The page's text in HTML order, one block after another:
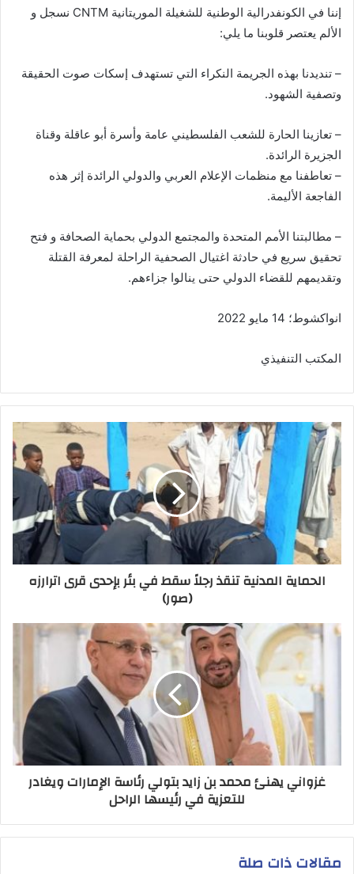
إننا في الكونفدرالية الوطنية للشغيلة الموريتانية CNTM نسجل و
الألم يعتصر قلوبنا ما يلي:
– تنديدنا بهذه الجريمة النكراء التي تستهدف إسكات صوت الحقيقة
وتصفية الشهود.
– تعازينا الحارة للشعب الفلسطيني عامة وأسرة أبو عاقلة وقناة
الجزيرة الرائدة.
– تعاطفنا مع منظمات الإعلام العربي والدولي الرائدة إثر هذه
الفاجعة الأليمة.
– مطالبتنا الأمم المتحدة والمجتمع الدولي بحماية الصحافة و فتح
تحقيق سريع في حادثة اغتيال الصحفية الراحلة لمعرفة القتلة
وتقديمهم للقضاء الدولي حتى ينالوا جزاءهم.
انواكشوط؛ 14 مايو 2022
المكتب التنفيذي
الحماية المدنية تنقذ رجلاً سقط في بئر بإحدى قرى اترارزه
(صور)
غزواني يهنئ محمد بن زايد بتولي رئاسة الإمارات ويغادر
للتعزية في رئيسها الراحل
مقالات ذات صلة